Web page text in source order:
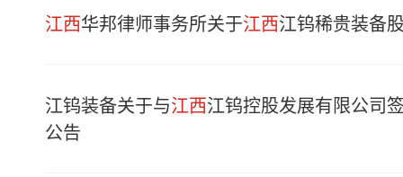
江西华邦律师事务所关于江西江钨稀贵装备
江钨装备关于与江西江钨控股发展有限公司
公告